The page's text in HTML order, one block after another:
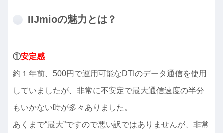
IIJmioの魅力とは？
①安定感
約１年前、500円で運用可能なDTIのデータ通信を使用
していましたが、非常に不安定で最大通信速度の半分
もいかない時が多々ありました。
あくまで“最大”ですので悪い訳ではありませんが、非常